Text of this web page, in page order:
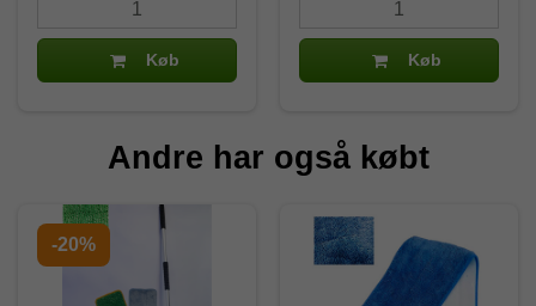
Køb Køb
Andre har også købt
-20%